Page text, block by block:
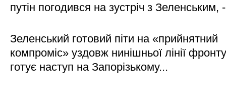
путін погодився на зустріч з Зеленським,
Зеленський готовий піти на «прийнятний
компроміс» уздовж нинішньої лінії
готує наступ на Запорізькому...